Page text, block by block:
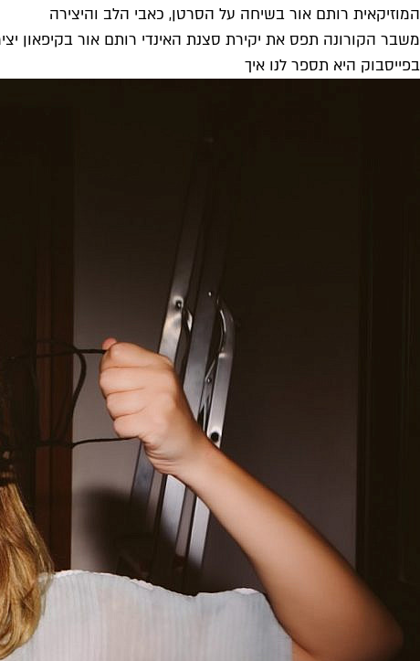
המוזיקאית רותם אור בשיחה על הסרטן, כאבי הלב והיצירה
משבר הקורונה תפס את יקירת סצנת האינדי רותם אור בקיפאון
בפייסבוק היא תספר לנו איך